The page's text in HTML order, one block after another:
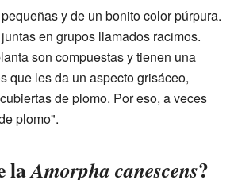
y de un bonito color púrpura.
en grupos llamados racimos.
son compuestas y tienen una
que les da un aspecto grisáceo,
de plomo. Por eso, a veces
plomo".
laAmorpha canescens?